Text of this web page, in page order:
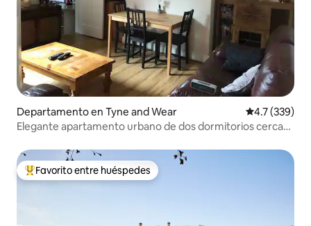
Departamento en Tyne and Wear Calificación
4.7 (339)
Elegante apartamento urbano de dos dormitorios cerca
De los mejores en Favorito entre huéspedes
Favorito entre huéspedes